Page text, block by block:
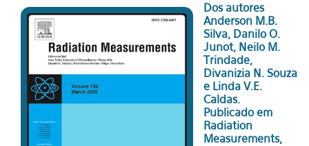
Dos autores
Anderson M.B.
Silva, Danilo O.
Junot, Neilo M.
Trindade,
Divanizia N. Souza
e Linda V.E.
Caldas.
Publicado em
Radiation
Measurements,